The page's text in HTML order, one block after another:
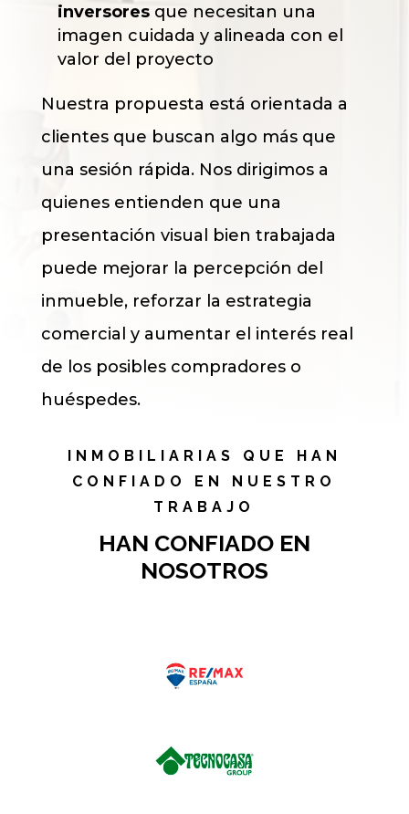
inversoresque necesitan una
imagen cuidada y alineada con el
valor del proyecto
Nuestra propuesta está orientada a
clientes que buscan algo más que
una sesión rápida. Nos dirigimos a
quienes entienden que una
presentación visual bien trabajada
puede mejorar la percepción del
inmueble, reforzar la estrategia
comercial y aumentar el interés real
de los posibles compradores o
huéspedes.
INMOBILIARIAS QUE HAN
CONFIADO EN NUESTRO
TRABAJO
HAN CONFIADO EN
NOSOTROS